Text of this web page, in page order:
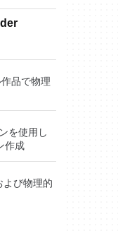
仮想マシ
の仮想マ
でデータ
およびゲ
のサポー
得しま
ンターフ
単にアク
シンまた
シンもサポ
験がさらに
イメント
ビデオ、
しめる -
真にアク
ージを圧縮
を提供す
ールが含
フェースを
要なもの
トアップ
提供する
。トピッ
ースが表
ドダイヤ
できま
用するサ
加したサイ
主な機
品で物理
を使用し
作成
よび物理的